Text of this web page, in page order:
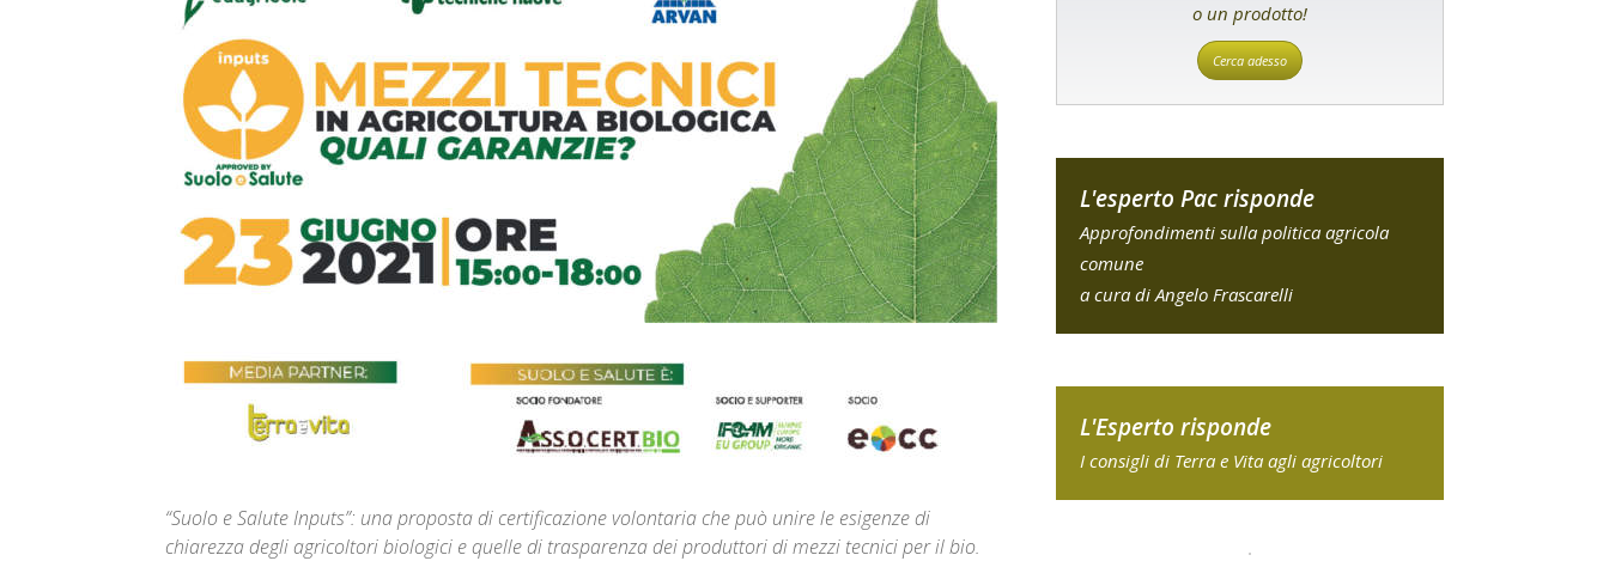
“Suolo e Salute Inputs”: una proposta di certificazione volontaria che può unire le esigenze di
chiarezza degli agricoltori biologici e quelle di trasparenza dei produttori di mezzi tecnici per il bio.
o un prodotto!
Cerca adesso
L'esperto Pac risponde
Approfondimenti sulla politica agricola
comune
a cura di Angelo Frascarelli
L'Esperto risponde
I consigli di Terra e Vita agli agricoltori